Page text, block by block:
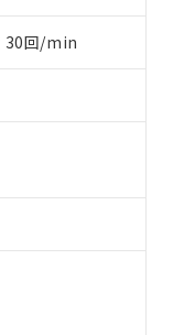
30回/min
だくには、I-Webメンバ
について、当社および
必要な範囲で利用する
"
の「1.共同利用者の範
て非含有を証明するもの
完了までの期間は出荷
環境に深刻な影響を及
機種